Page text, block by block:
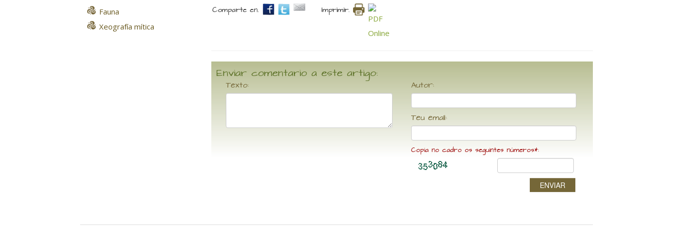
Fauna
Xeografía mítica
Comparte en. Imprimir.
Enviar comentario a este artigo:
Texto: Autor:
Teu email:
Copia no cadro os seguintes números*:
ENVIAR